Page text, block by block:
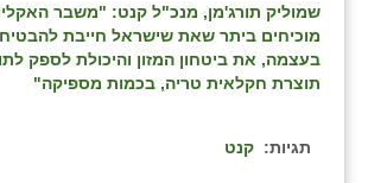
שמוליק תורג'מן, מנכ"ל קנט: "משבר
מוכיחים ביתר שאת שישראל חייבת
בעצמה, את ביטחון המזון והיכולת לספק
תוצרת חקלאית טריה, בכמות מספיקה"
תגיות: קנט